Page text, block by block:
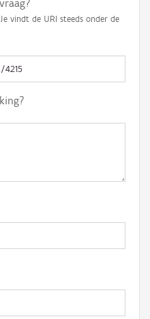
vindt de URI steeds onder de